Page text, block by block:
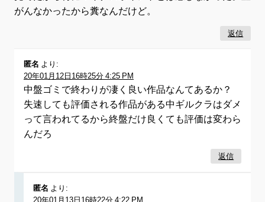
がんなかったから糞なんだけど。
返信
匿名 より:
20年01月12日16時25分 4:25 PM
中盤ゴミで終わりが凄く良い作品なんてあるか？
失速しても評価される作品がある中ギルクラはダメ
って言われてるから終盤だけ良くても評価は変わら
んだろ
返信
匿名 より:
20年01月13日16時22分 4:22 PM